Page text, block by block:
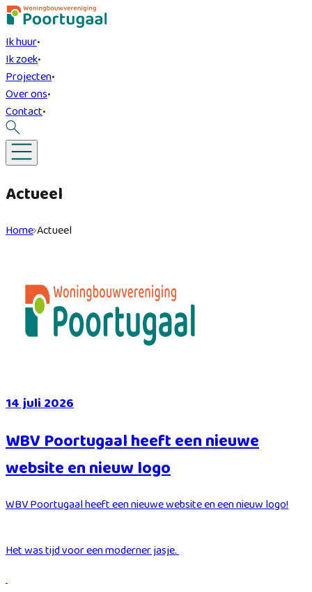
Ik huur•
Ik zoek•
Projecten•
Over ons•
Contact•
Actueel
Home Actueel
14 juli 2026
WBV Poortugaal heeft een nieuwe
website en nieuw logo
WBV Poortugaal heeft een nieuwe website en een nieuw logo!
Het was tijd voor een moderner jasje.